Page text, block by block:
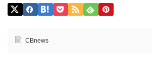
CBnews